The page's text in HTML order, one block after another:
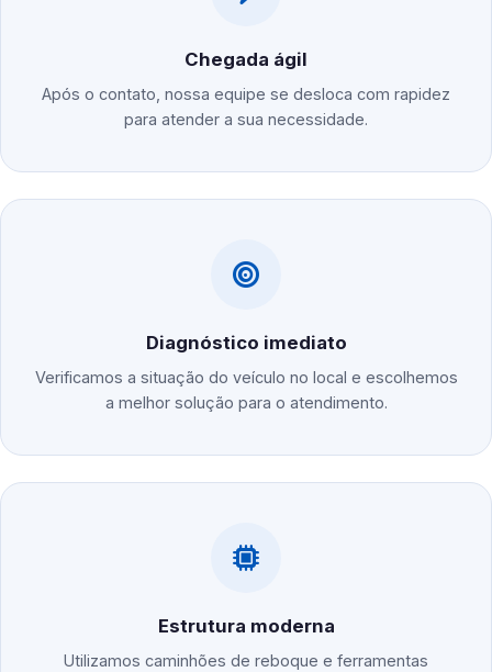
Chegada ágil
Após o contato, nossa equipe se desloca com rapidez
para atender a sua necessidade.
Diagnóstico imediato
Verificamos a situação do veículo no local e escolhemos
a melhor solução para o atendimento.
Estrutura moderna
Utilizamos caminhões de reboque e ferramentas